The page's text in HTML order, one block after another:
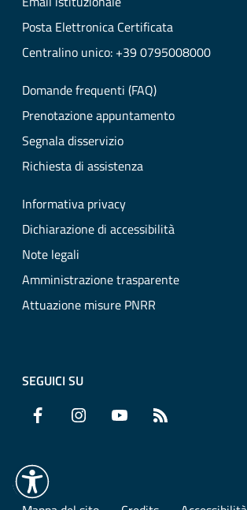
Posta Elettronica Certificata
Centralino unico: +39 0795008000
Domande frequenti (FAQ)
Prenotazione appuntamento
Segnala disservizio
Richiesta di assistenza
Informativa privacy
Dichiarazione di accessibilità
Note legali
Amministrazione trasparente
Attuazione misure PNRR
SEGUICI SU
Facebook Instagram YouTube